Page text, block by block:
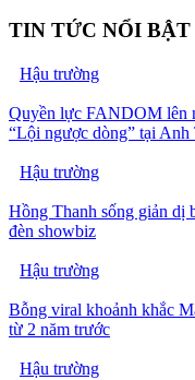
TIN TỨC NỔI BẬT
Hậu trường
Quyền lực FANDOM lên
“Lội ngược dòng” tại
Hậu trường
Hồng Thanh sống giản dị
đèn showbiz
Hậu trường
Bỗng viral khoảnh khắc
từ 2 năm trước
Hậu trường